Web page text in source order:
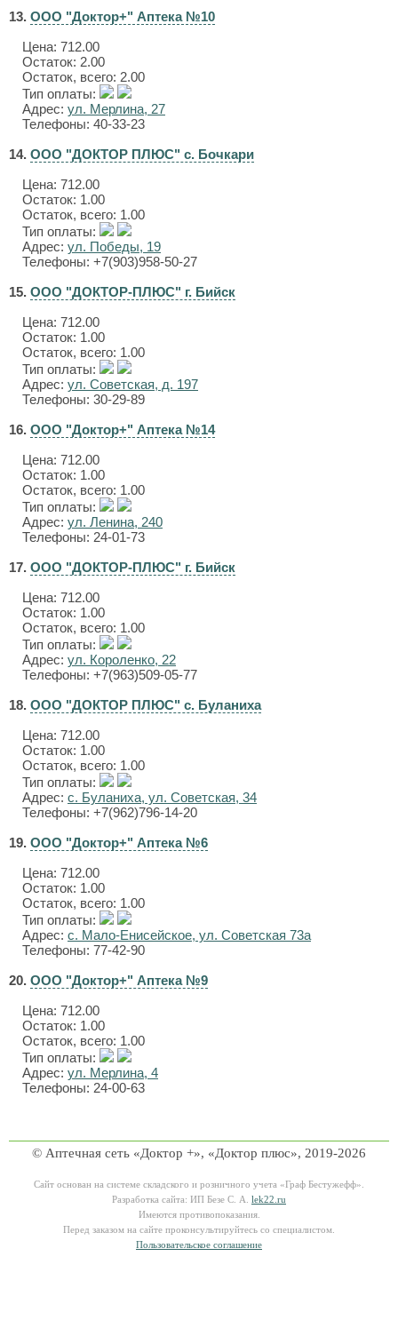
13. ООО "Доктор+" Аптека №10
Цена: 712.00
Остаток: 2.00
Остаток, всего: 2.00
Тип оплаты:
Адрес: ул. Мерлина, 27
Телефоны: 40-33-23
14. ООО "ДОКТОР ПЛЮС" с. Бочкари
Цена: 712.00
Остаток: 1.00
Остаток, всего: 1.00
Тип оплаты:
Адрес: ул. Победы, 19
Телефоны: +7(903)958-50-27
15. ООО "ДОКТОР-ПЛЮС" г. Бийск
Цена: 712.00
Остаток: 1.00
Остаток, всего: 1.00
Тип оплаты:
Адрес: ул. Советская, д. 197
Телефоны: 30-29-89
16. ООО "Доктор+" Аптека №14
Цена: 712.00
Остаток: 1.00
Остаток, всего: 1.00
Тип оплаты:
Адрес: ул. Ленина, 240
Телефоны: 24-01-73
17. ООО "ДОКТОР-ПЛЮС" г. Бийск
Цена: 712.00
Остаток: 1.00
Остаток, всего: 1.00
Тип оплаты:
Адрес: ул. Короленко, 22
Телефоны: +7(963)509-05-77
18. ООО "ДОКТОР ПЛЮС" с. Буланиха
Цена: 712.00
Остаток: 1.00
Остаток, всего: 1.00
Тип оплаты:
Адрес: с. Буланиха, ул. Советская, 34
Телефоны: +7(962)796-14-20
19. ООО "Доктор+" Аптека №6
Цена: 712.00
Остаток: 1.00
Остаток, всего: 1.00
Тип оплаты:
Адрес: с. Мало-Енисейское, ул. Советская 73а
Телефоны: 77-42-90
20. ООО "Доктор+" Аптека №9
Цена: 712.00
Остаток: 1.00
Остаток, всего: 1.00
Тип оплаты:
Адрес: ул. Мерлина, 4
Телефоны: 24-00-63
© Аптечная сеть «Доктор +», «Доктор плюс», 2019-2026
Сайт основан на системе складского и розничного учета «Граф Бестужефф».
Разработка сайта: ИП Безе С. А. lek22.ru
Имеются противопоказания.
Перед заказом на сайте проконсультируйтесь со специалистом.
Пользовательское соглашение